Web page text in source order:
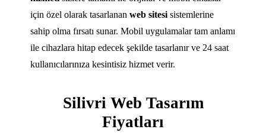
için özel olarak tasarlananweb sitesi sistemlerine
sahip olma fırsatı sunar. Mobil uygulamalar tam anlamı
ile cihazlara hitap edecek şekilde tasarlanır ve 24 saat
kullanıcılarınıza kesintisiz hizmet verir.
Silivri Web Tasarım
Fiyatları